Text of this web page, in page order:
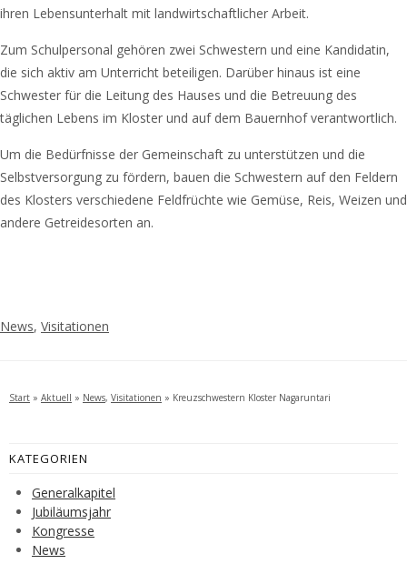
ihren Lebensunterhalt mit landwirtschaftlicher Arbeit.
Zum Schulpersonal gehören zwei Schwestern und eine Kandidatin,
die sich aktiv am Unterricht beteiligen. Darüber hinaus ist eine
Schwester für die Leitung des Hauses und die Betreuung des
täglichen Lebens im Kloster und auf dem Bauernhof verantwortlich.
Um die Bedürfnisse der Gemeinschaft zu unterstützen und die
Selbstversorgung zu fördern, bauen die Schwestern auf den Feldern
des Klosters verschiedene Feldfrüchte wie Gemüse, Reis, Weizen und
andere Getreidesorten an.
News, Visitationen
Start » Aktuell » News, Visitationen » Kreuzschwestern Kloster Nagaruntari
KATEGORIEN
Generalkapitel
Jubiläumsjahr
Kongresse
News